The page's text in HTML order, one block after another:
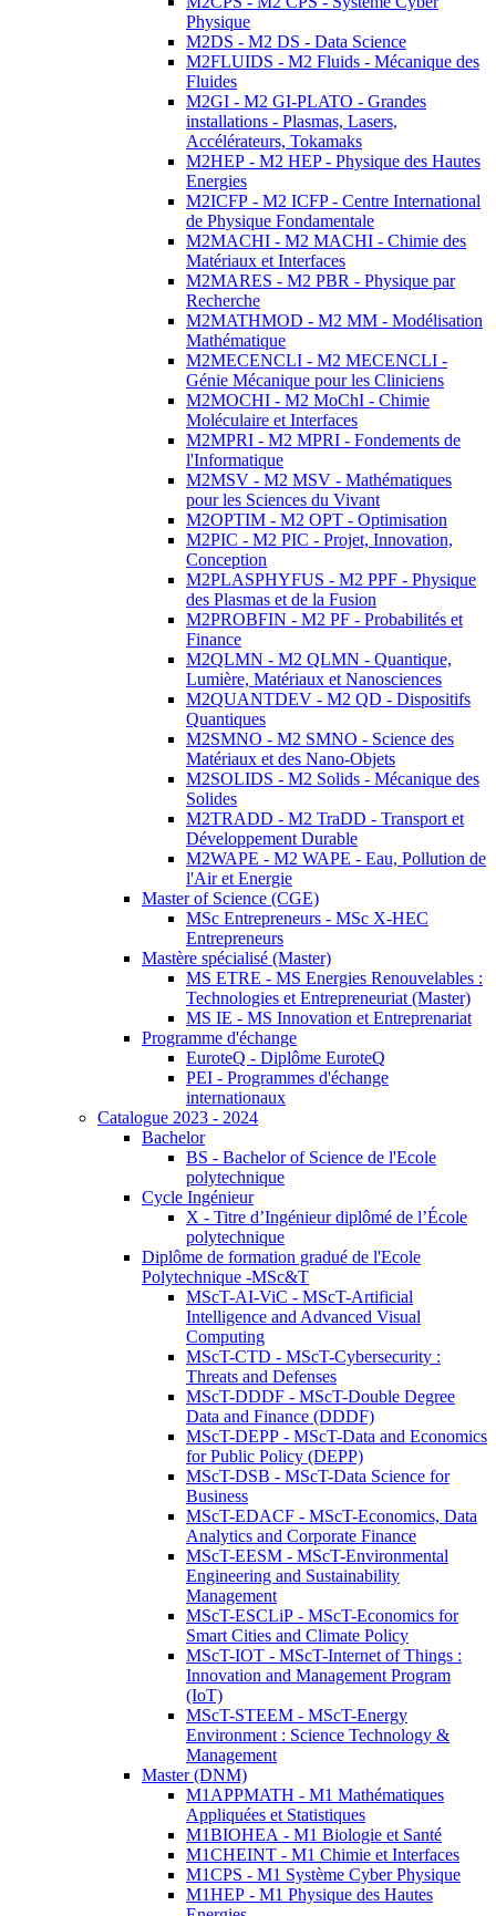
Physique
M2DS - M2 DS - Data Science
M2FLUIDS - M2 Fluids - Mécanique des
Fluides
M2GI - M2 GI-PLATO - Grandes
installations - Plasmas, Lasers,
Accélérateurs, Tokamaks
M2HEP - M2 HEP - Physique des Hautes
Energies
M2ICFP - M2 ICFP - Centre International
de Physique Fondamentale
M2MACHI - M2 MACHI - Chimie des
Matériaux et Interfaces
M2MARES - M2 PBR - Physique par
Recherche
M2MATHMOD - M2 MM - Modélisation
Mathématique
M2MECENCLI - M2 MECENCLI -
Génie Mécanique pour les Cliniciens
M2MOCHI - M2 MoChI - Chimie
Moléculaire et Interfaces
M2MPRI - M2 MPRI - Fondements de
l'Informatique
M2MSV - M2 MSV - Mathématiques
pour les Sciences du Vivant
M2OPTIM - M2 OPT - Optimisation
M2PIC - M2 PIC - Projet, Innovation,
Conception
M2PLASPHYFUS - M2 PPF - Physique
des Plasmas et de la Fusion
M2PROBFIN - M2 PF - Probabilités et
Finance
M2QLMN - M2 QLMN - Quantique,
Lumière, Matériaux et Nanosciences
M2QUANTDEV - M2 QD - Dispositifs
Quantiques
M2SMNO - M2 SMNO - Science des
Matériaux et des Nano-Objets
M2SOLIDS - M2 Solids - Mécanique des
Solides
M2TRADD - M2 TraDD - Transport et
Développement Durable
M2WAPE - M2 WAPE - Eau, Pollution de
l'Air et Energie
Master of Science (CGE)
MSc Entrepreneurs - MSc X-HEC
Entrepreneurs
Mastère spécialisé (Master)
MS ETRE - MS Energies Renouvelables :
Technologies et Entrepreneuriat (Master)
MS IE - MS Innovation et Entreprenariat
Programme d'échange
EuroteQ - Diplôme EuroteQ
PEI - Programmes d'échange
internationaux
Catalogue 2023 - 2024
Bachelor
BS - Bachelor of Science de l'Ecole
polytechnique
Cycle Ingénieur
X - Titre d’Ingénieur diplômé de l’École
polytechnique
Diplôme de formation gradué de l'Ecole
Polytechnique -MSc&T
MScT-AI-ViC - MScT-Artificial
Intelligence and Advanced Visual
Computing
MScT-CTD - MScT-Cybersecurity :
Threats and Defenses
MScT-DDDF - MScT-Double Degree
Data and Finance (DDDF)
MScT-DEPP - MScT-Data and Economics
for Public Policy (DEPP)
MScT-DSB - MScT-Data Science for
Business
MScT-EDACF - MScT-Economics, Data
Analytics and Corporate Finance
MScT-EESM - MScT-Environmental
Engineering and Sustainability
Management
MScT-ESCLiP - MScT-Economics for
Smart Cities and Climate Policy
MScT-IOT - MScT-Internet of Things :
Innovation and Management Program
(IoT)
MScT-STEEM - MScT-Energy
Environment : Science Technology &
Management
Master (DNM)
M1APPMATH - M1 Mathématiques
Appliquées et Statistiques
M1BIOHEA - M1 Biologie et Santé
M1CHEINT - M1 Chimie et Interfaces
M1CPS - M1 Système Cyber Physique
M1HEP - M1 Physique des Hautes